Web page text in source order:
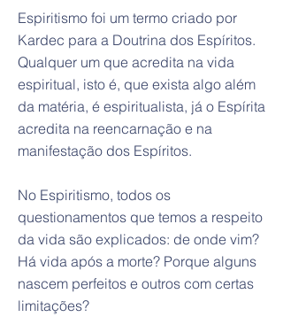
Espiritismo foi um termo criado por
Kardec para a Doutrina dos Espíritos.
Qualquer um que acredita na vida
espiritual, isto é, que exista algo além
da matéria, é espiritualista, já o Espírita
acredita na reencarnação e na
manifestação dos Espíritos.
No Espiritismo, todos os
questionamentos que temos a respeito
da vida são explicados: de onde vim?
Há vida após a morte? Porque alguns
nascem perfeitos e outros com certas
limitações?